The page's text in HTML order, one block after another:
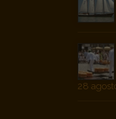
28